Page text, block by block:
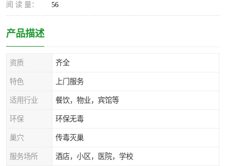
阅 读 量： 56
产品描述
资质 齐全
特色 上门服务
适用行业 餐饮，物业，宾馆等
环保 环保无毒
巢穴 传毒灭巢
服务场所 酒店，小区，医院，学校